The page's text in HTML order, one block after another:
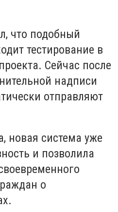
что подобный
тестирование в
Сейчас после
надписи
отправляют
новая система уже
и позволила
о